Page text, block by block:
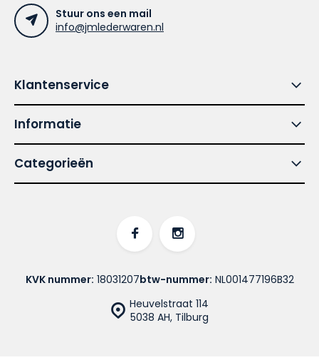
Stuur ons een mail
info@jmlederwaren.nl
Klantenservice
Informatie
Categorieën
Heuvelstraat 114
5038 AH, Tilburg
KVK nummer: 18031207btw-nummer: NL001477196B32